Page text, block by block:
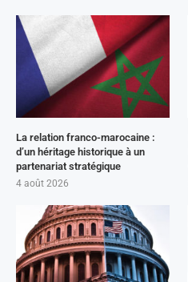
La relation franco-marocaine :
d’un héritage historique à un
partenariat stratégique
4 août 2026